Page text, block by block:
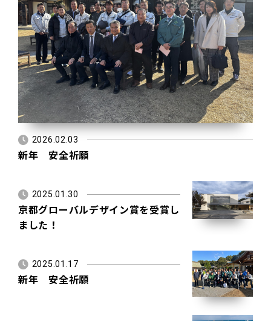
2026.02.03
新年 安全祈願
2025.01.30
京都グローバルデザイン賞を受賞し
ました！
2025.01.17
新年 安全祈願